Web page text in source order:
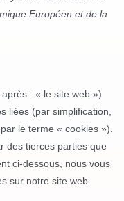
Européen et de la
: « le site web »)
liées (par simplification,
le terme « cookies »).
des tierces parties que
ci-dessous, nous vous
sur notre site web.